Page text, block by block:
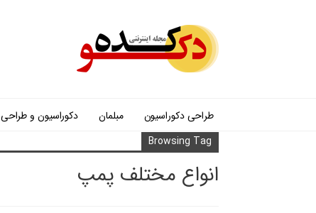
طراحی دکوراسیون مبلمان دکوراسیون و طراحی
Browsing Tag
انواع مختلف پمپ